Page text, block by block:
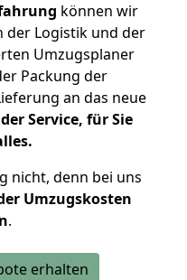
können wir
der Logistik und der
Umzugsplaner
Packung der
an das neue
Service, für Sie
nicht, denn bei uns
Umzugskosten
.
erhalten